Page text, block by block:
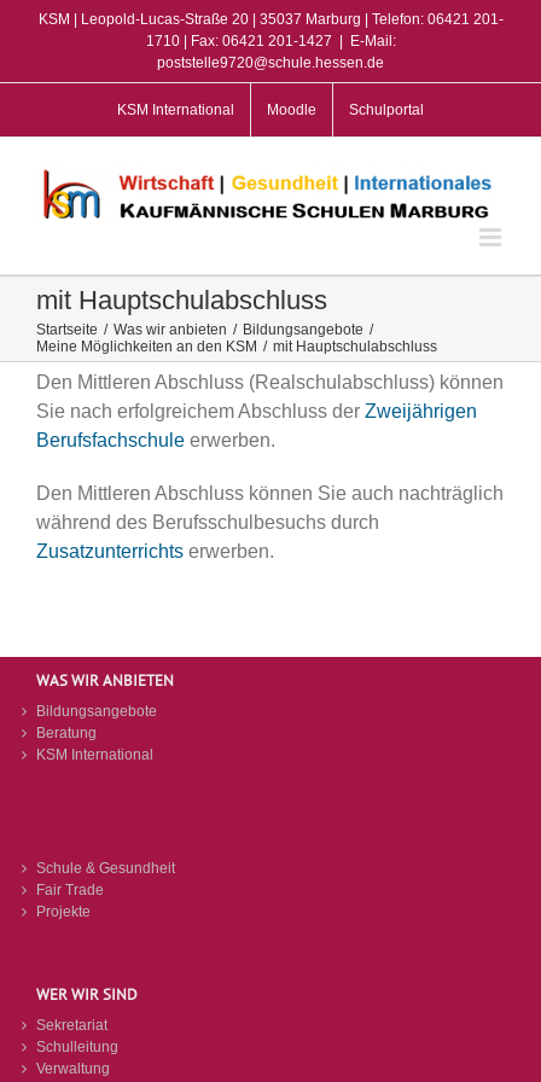
KSM | Leopold-Lucas-Straße 20 | 35037 Marburg | Telefon: 06421 201-
1710 | Fax: 06421 201-1427
E-Mail:
poststelle9720@schule.hessen.de
KSM International Moodle Schulportal
mit Hauptschulabschluss
Startseite / Was wir anbieten / Bildungsangebote /
Meine Möglichkeiten an den KSM / mit Hauptschulabschluss
Den Mittleren Abschluss (Realschulabschluss) können
Sie nach erfolgreichem Abschluss der Zweijährigen
Berufsfachschule erwerben.
Den Mittleren Abschluss können Sie auch nachträglich
während des Berufsschulbesuchs durch
Zusatzunterrichts erwerben.
WAS WIR ANBIETEN
Bildungsangebote
Beratung
KSM International
Schule & Gesundheit
Fair Trade
Projekte
WER WIR SIND
Sekretariat
Schulleitung
Verwaltung